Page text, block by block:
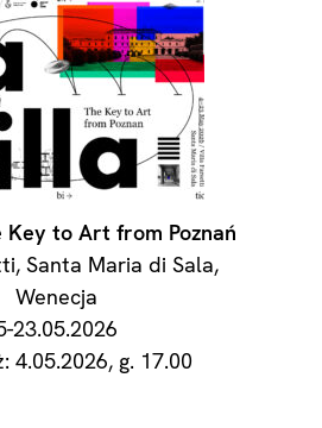
Key to Art from Poznań
Santa Maria di Sala,
Wenecja
23.05.2026
4.05.2026, g. 17.00